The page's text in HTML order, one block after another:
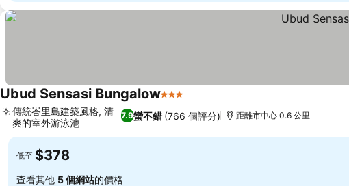
Ubud Sensasi Bungalow3 星級
7.9蠻不錯 (766 個評分)
傳統峇里島建築風格, 清
爽的室外游泳池
距離市中心 0.6 公里
低至 $378
查看其他 5 個網站的價格